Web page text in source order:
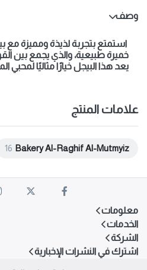
وصف
استمتع بتجربة لذيذة ومميزة
خميرة طبيعية، والذي يجمع بين
يعد هذا البيجل خيارًا مثاليًا لمحبي
علامات المنتج
Bakery Al-Raghif Al-Mutmyiz
16
معلومات
الخدمات
الشركة
اشترك في النشرات الإخبارية